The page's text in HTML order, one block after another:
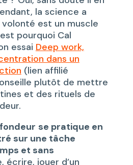
la science a
est un muscle
pourquoi Cal
essai Deep work,
dans un
(lien affilié
plutôt de mettre
et des rituels de
se pratique en
sur une tâche
et sans
écrire, jouer d’un